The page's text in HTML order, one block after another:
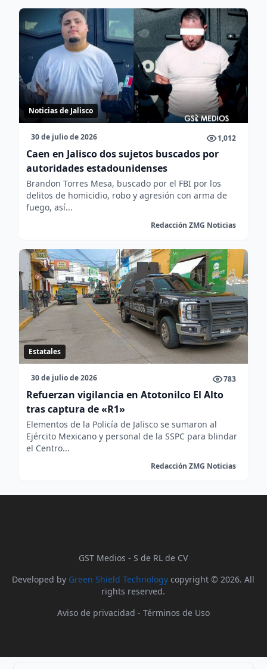
Noticias de Jalisco
30 de julio de 2026 1,012
Caen en Jalisco dos sujetos buscados por
autoridades estadounidenses
Brandon Torres Mesa, buscado por el FBI por los
delitos de homicidio, robo y agresión con arma de
fuego, así...
Redacción ZMG Noticias
Estatales
30 de julio de 2026 783
Refuerzan vigilancia en Atotonilco El Alto
tras captura de «R1»
Elementos de la Policía de Jalisco se sumaron al
Ejército Mexicano y personal de la SSPC para blindar
el Centro...
Redacción ZMG Noticias
GST Medios - S de RL de CV
Developed by Green Shield Technology copyright © 2026. All
rights reserved.
Aviso de privacidad - Términos de Uso